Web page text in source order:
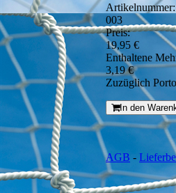
Artikelnummer:
003
Preis:
19,95 €
Enthaltene
3,19 €
Zuzüglich
In den
AGB -